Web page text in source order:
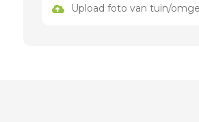
Upload foto van tuin/